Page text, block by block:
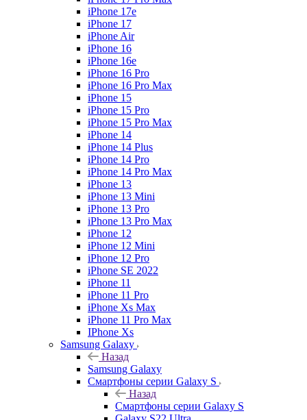
iPhone 17e
iPhone 17
iPhone Air
iPhone 16
iPhone 16e
iPhone 16 Pro
iPhone 16 Pro Max
iPhone 15
iPhone 15 Pro
iPhone 15 Pro Max
iPhone 14
iPhone 14 Plus
iPhone 14 Pro
iPhone 14 Pro Max
iPhone 13
iPhone 13 Mini
iPhone 13 Pro
iPhone 13 Pro Max
iPhone 12
iPhone 12 Mini
iPhone 12 Pro
iPhone SE 2022
iPhone 11
iPhone 11 Pro
iPhone Xs Max
iPhone 11 Pro Max
IPhone Xs
Samsung Galaxy
Назад
Samsung Galaxy
Смартфоны серии Galaxy S
Назад
Смартфоны серии Galaxy S